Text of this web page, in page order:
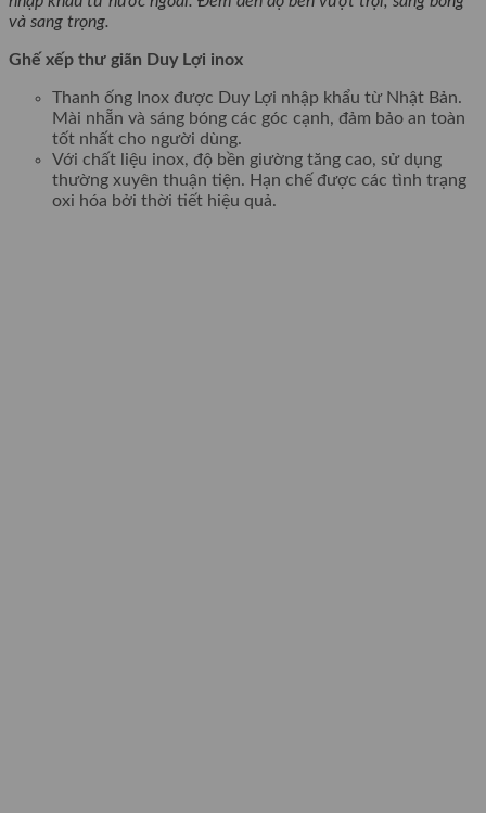
và sang trọng.
Ghế xếp thư giãn Duy Lợi inox
Thanh ống Inox được Duy Lợi nhập khẩu từ Nhật Bản.
Mài nhẵn và sáng bóng các góc cạnh, đảm bảo an toàn
tốt nhất cho người dùng.
Với chất liệu inox, độ bền giường tăng cao, sử dụng
thường xuyên thuận tiện. Hạn chế được các tình trạng
oxi hóa bởi thời tiết hiệu quả.